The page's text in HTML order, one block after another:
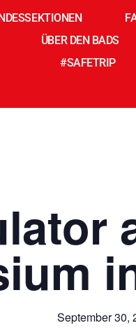
ÜBER DEN BADS
#SAFETRIP
September 30,